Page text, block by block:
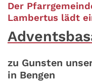
Der
Lambertus lädt
zu Gunsten
in Bengen